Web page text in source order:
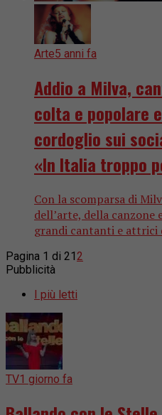
Arte5 anni fa
Addio a Milva,
colta e popolare
cordoglio sui
«In Italia troppo
Con la scomparsa di
dell’arte, della canzone
grandi cantanti e attrici
Pagina 1 di 21 2
Pubblicità
I più letti
TV1 giorno fa